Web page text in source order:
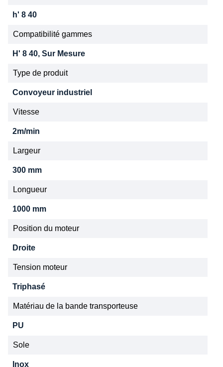
h' 8 40
Compatibilité gammes
H' 8 40, Sur Mesure
Type de produit
Convoyeur industriel
Vitesse
2m/min
Largeur
300 mm
Longueur
1000 mm
Position du moteur
Droite
Tension moteur
Triphasé
Matériau de la bande transporteuse
PU
Sole
Inox